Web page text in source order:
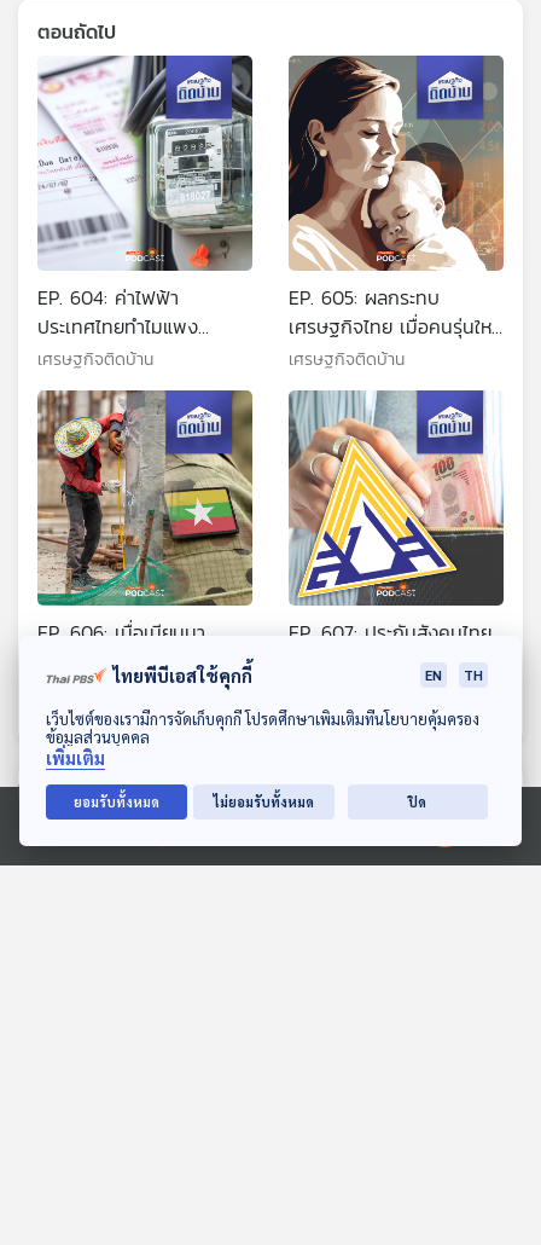
ดาวน์โหลด Thai PBS Podcast Application
Ⓒ 2020 องค์การกระจายเสียงและแพร่ภาพสาธารณะแห่งประเทศไทย
ตอนถัดไป
EP. 604: ค่าไฟฟ้า
ประเทศไทยทำไมแพง
ปัญหาอยู่ตรงไหน
เศรษฐกิจติดบ้าน
EP. 605: ผลกระทบ
เศรษฐกิจไทย เมื่อคนรุ่นใหม่
ไม่อยากมีลูก
เศรษฐกิจติดบ้าน
EP. 606: เมื่อเมียนมา
ต้องการแรงงานกลับไปสู้รบ
กระทบเศรษฐกิจไทยขนาด
ไหน
EP. 607: ประกันสังคมไทย
ยังฝากผีฝากไข้ได้จริงหรือ ?
ตอนที่เกี่ยวข้อง
ไทยพีบีเอสใช้คุกกี้ EN TH
เว็บไซต์ของเรามีการจัดเก็บคุกกี้ โปรดศึกษาเพิ่มเติมที่นโยบายคุ้มครอง
ข้อมูลส่วนบุคคล
เพิ่มเติม
ยอมรับทั้งหมด ไม่ยอมรับทั้งหมด ปิด